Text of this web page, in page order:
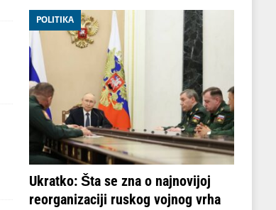
POLITIKA
Ukratko: Šta se zna o najnovijoj
reorganizaciji ruskog vojnog vrha